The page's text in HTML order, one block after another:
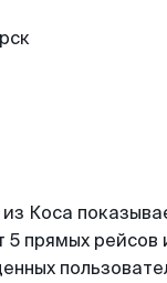
Коса
прямых рейсов